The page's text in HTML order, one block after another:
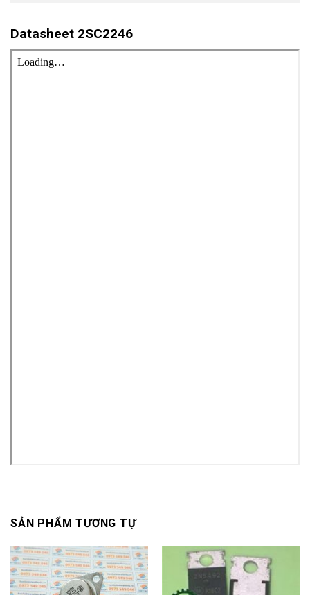
Datasheet 2SC2246
SẢN PHẨM TƯƠNG TỰ